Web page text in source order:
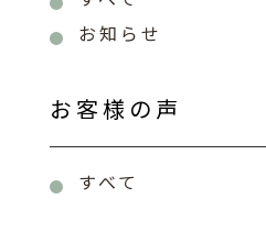
お知らせ
お客様の声
すべて